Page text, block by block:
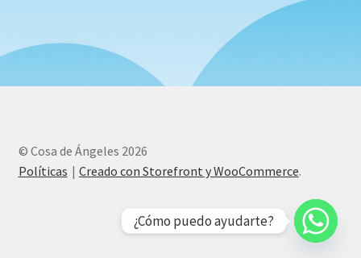
© Cosa de Ángeles 2026
Políticas
Creado con Storefront y WooCommerce.
¿Cómo puedo ayudarte?